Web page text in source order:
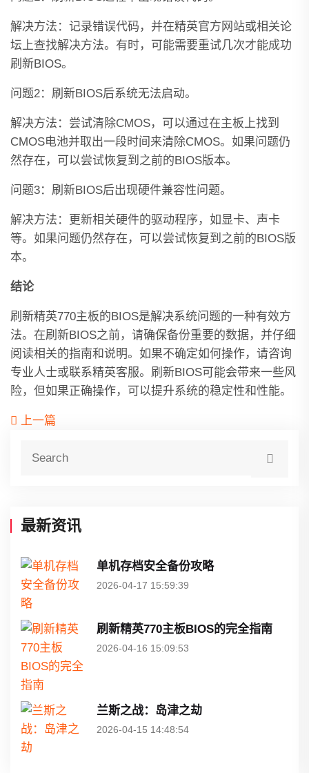
解决方法：记录错误代码，并在精英官方网站或相关论
坛上查找解决方法。有时，可能需要重试几次才能成功
刷新BIOS。
问题2：刷新BIOS后系统无法启动。
解决方法：尝试清除CMOS，可以通过在主板上找到
CMOS电池并取出一段时间来清除CMOS。如果问题仍
然存在，可以尝试恢复到之前的BIOS版本。
问题3：刷新BIOS后出现硬件兼容性问题。
解决方法：更新相关硬件的驱动程序，如显卡、声卡
等。如果问题仍然存在，可以尝试恢复到之前的BIOS版
本。
结论
刷新精英770主板的BIOS是解决系统问题的一种有效方
法。在刷新BIOS之前，请确保备份重要的数据，并仔细
阅读相关的指南和说明。如果不确定如何操作，请咨询
专业人士或联系精英客服。刷新BIOS可能会带来一些风
险，但如果正确操作，可以提升系统的稳定性和性能。
上一篇
最新资讯
单机存档安全备份攻略
2026-04-17 15:59:39
刷新精英770主板BIOS的完全指南
2026-04-16 15:09:53
兰斯之战：岛津之劫
2026-04-15 14:48:54